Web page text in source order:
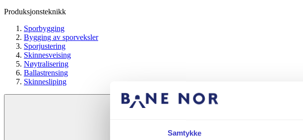
Samtykke
Produksjonsteknikk
Sporbygging
Bygging av sporveksler
Sporjustering
Skinnesveising
Nøytralisering
Ballastrensing
Skinnesliping